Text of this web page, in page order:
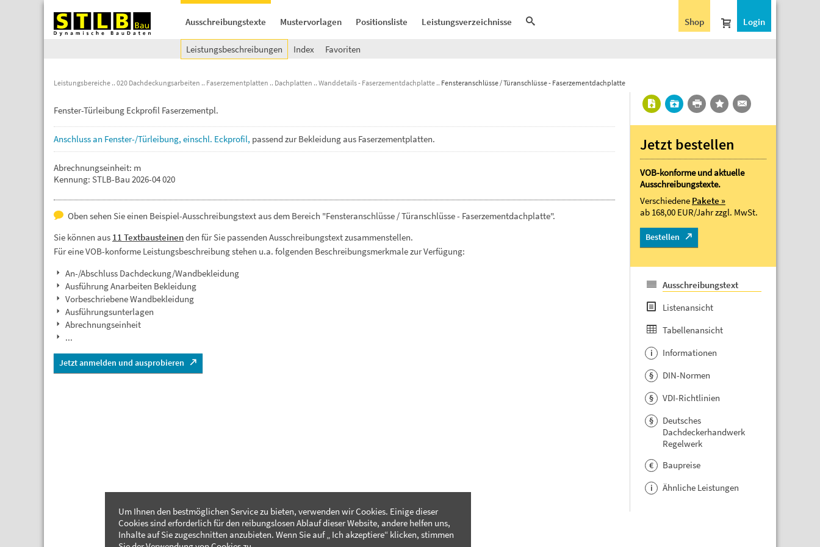
Ausschreibungstexte Mustervorlagen Positionsliste Leistungsverzeichnisse Login
Shop
Leistungsbeschreibungen Index Favoriten
Leistungsbereiche 020 Dachdeckungsarbeiten Faserzementplatten Dachplatten Wanddetails - Faserzementdachplatte Fensteranschlüsse / Türanschlüsse - Faserzementdachplatte
Fenster-Türleibung Eckprofil Faserzementpl.
Anschlussan Fenster-/Türleibung, einschl. Eckprofil, passend zurBekleidungaus Faserzementplatten.
Abrechnungseinheit: m
Kennung: STLB-Bau 2026-04 020
Oben sehen Sie einen Beispiel-Ausschreibungstext aus dem Bereich "Fensteranschlüsse / Türanschlüsse - Faserzementdachplatte".
Sie können aus 11 Textbausteinenden für Sie passenden Ausschreibungstext zusammenstellen.
Für eine VOB-konforme Leistungsbeschreibung stehen u.a. folgenden Beschreibungsmerkmale zur Verfügung:
An-/Abschluss Dachdeckung/Wandbekleidung
Ausführung Anarbeiten Bekleidung
Vorbeschriebene Wandbekleidung
Ausführungsunterlagen
Abrechnungseinheit
...
Jetzt anmelden und ausprobieren
Jetzt bestellen
VOB-konforme und aktuelle
Ausschreibungstexte.
Verschiedene Pakete »
ab 168,00 EUR/Jahrzzgl. MwSt.
Bestellen
Ausschreibungstext
Listenansicht
Tabellenansicht
i Informationen
§ DIN-Normen
§ VDI-Richtlinien
§
Deutsches
Dachdeckerhandwerk
Regelwerk
€ Baupreise
i Ähnliche Leistungen
Um Ihnen den bestmöglichen Service zu bieten, verwenden wir Cookies. Einige dieser
Cookies sind erforderlich für den reibungslosen Ablauf dieser Website, andere helfen uns,
Inhalte auf Sie zugeschnitten anzubieten. Wenn Sie auf „ Ich akzeptiere“ klicken, stimmen